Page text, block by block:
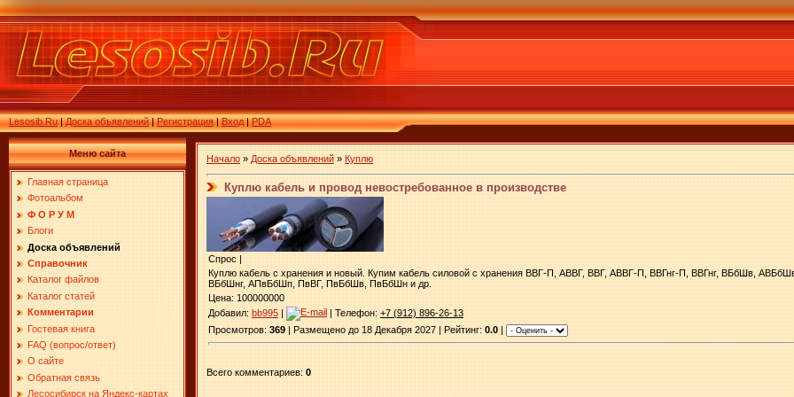
Lesosib.Ru|Доска объявлений|Регистрация|Вход|PDA
Меню сайта
Главная страница
Фотоальбом
Ф О Р У М
Блоги
Доска объявлений
Справочник
Каталог файлов
Каталог статей
Комментарии
Гостевая книга
FAQ (вопрос/ответ)
О сайте
Обратная связь
Лесосибирск на Яндекс-картах
Начало » Доска объявлений » Куплю
Куплю кабель и провод невостребованное в производстве
Спрос |
Куплю кабель с хранения и новый. Купим кабель силовой с хранения ВВГ-П, АВВГ, ВВГ, АВВГ-П, ВВГнг-П, ВВГнг, ВБбШв,
ВБбШнг, АПвБбШп, ПвВГ, ПвБбШв, ПвБбШн и др.
Цена: 100000000
Добавил: bb995 | | Телефон: +7 (912) 896-26-13
Просмотров: 369 | Размещено до 18 Декабря 2027 | Рейтинг: 0.0 |
Всего комментариев: 0